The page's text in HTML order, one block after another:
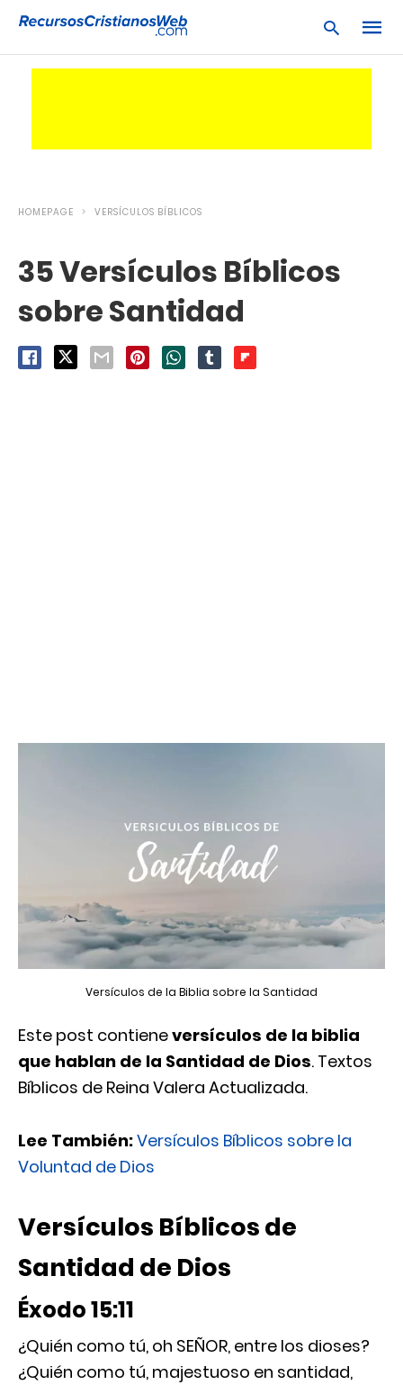
tu
HOMEPAGE VERSÍCULOS BÍBLICOS
35 Versículos Bíblicos
sobre Santidad
Versículos de la Biblia sobre la Santidad
Este post contieneversículos de la biblia
que hablan de la Santidad de Dios. Textos
Bíblicos de Reina Valera Actualizada.
Lee También:Versículos Bíblicos sobre la
Voluntad de Dios
Versículos Bíblicos de
Santidad de Dios
Éxodo 15:11
¿Quién como tú, oh SEÑOR, entre los dioses?
¿Quién como tú, majestuoso en santidad,